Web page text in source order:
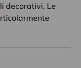
decorativi. Le